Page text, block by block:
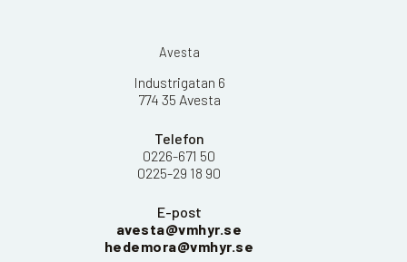
Avesta
Industrigatan 6
774 35 Avesta
Telefon
0226-671 50
0225-29 18 90
E-post
avesta@vmhyr.se
hedemora@vmhyr.se